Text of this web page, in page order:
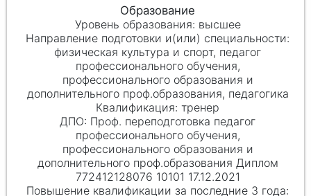
высшее
физическая культура и спорт, педагог
профессионального обучения,
профессионального образования и
дополнительного проф.образования, педагогика
тренер
Проф. переподготовка педагог
профессионального обучения,
профессионального образования и
дополнительного проф.образования Диплом
772412128076 10101 17.12.2021